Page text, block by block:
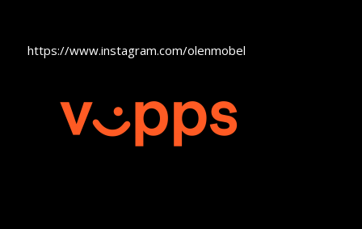
https://www.instagram.com/olenmobel